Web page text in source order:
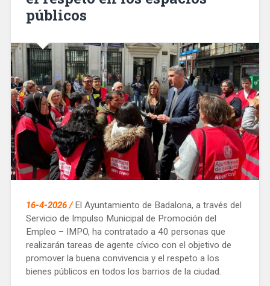
públicos
16-4-2026 / El Ayuntamiento de Badalona, ​​a través del
Servicio de Impulso Municipal de Promoción del
Empleo – IMPO, ha contratado a 40 personas que
realizarán tareas de agente cívico con el objetivo de
promover la buena convivencia y el respeto a los
bienes públicos en todos los barrios de la ciudad.